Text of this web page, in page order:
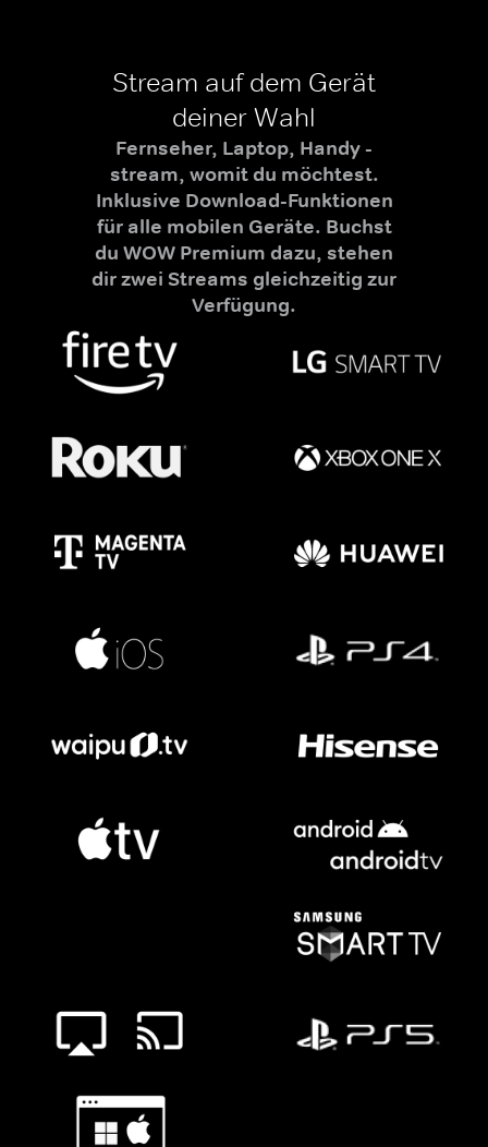
Stream auf dem Gerät
deiner Wahl
Fernseher, Laptop, Handy -
stream, womit du möchtest.
Inklusive Download-Funktionen
für alle mobilen Geräte. Buchst
du WOW Premium dazu, stehen
dir zwei Streams gleichzeitig zur
Verfügung.